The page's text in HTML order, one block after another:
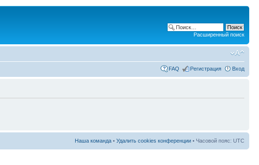
Расширенный поиск
FAQ Регистрация Вход
Наша команда • Удалить cookies конференции • Часовой пояс: UTC